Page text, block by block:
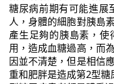
糖尿病前期有可能進展
人，身體的細胞對胰島
產生足夠的胰島素，使
用，造成血糖過高，而
因並不清楚，但是相信
重和肥胖是造成第2型